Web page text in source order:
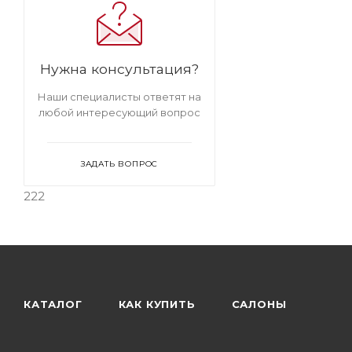
Стулья бархатные с обивкой из
велюра на металлокаркасе
стулья с подлокотниками
велюровые бархатные
Стулья
подлокотниками
подлокотниками
Велюровые темные
Нужна консультация?
Наши специалисты ответят на
любой интересующий вопрос
ЗАДАТЬ ВОПРОС
222
КАТАЛОГ КАК КУПИТЬ САЛОНЫ